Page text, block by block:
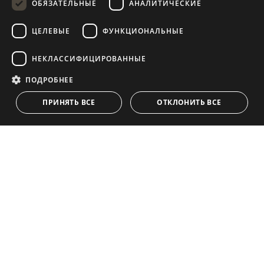
НАВИГАЦИЯ
Объекты
Путеводители
Команда
Блог
КОЛЛЕКЦИЯ
Эксклюзивы
Пляж Фронтлайн
СВЯЗАТЬСЯ DUTCH
ОБЯЗАТЕЛЬНЫЕ
АНАЛИТИЧЕСКИЕ
ЦЕЛЕВЫЕ ФУНКЦИОНАЛЬНЫЕ
НЕКЛАССИФИЦИРОВАННЫЕ
ПОДРОБНЕЕ
ПРИНЯТЬ ВСЕ ОТКЛОНИТЬ ВСЕ